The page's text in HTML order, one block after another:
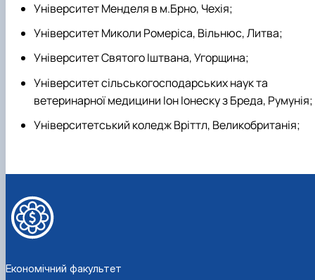
Університет Менделя в м.Брно, Чехія;
Університет Миколи Ромеріса, Вільнюс, Литва;
Університет Святого Іштвана, Угорщина;
Університет сільськогосподарських наук та
ветеринарної медицини Іон Іонеску з Бреда, Румунія;
Університетський коледж Вріттл, Великобританія;
Економічний факультет